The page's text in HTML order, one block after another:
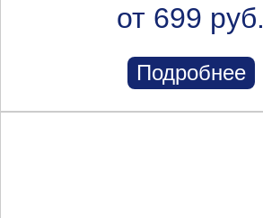
от 699 руб.
Подробнее